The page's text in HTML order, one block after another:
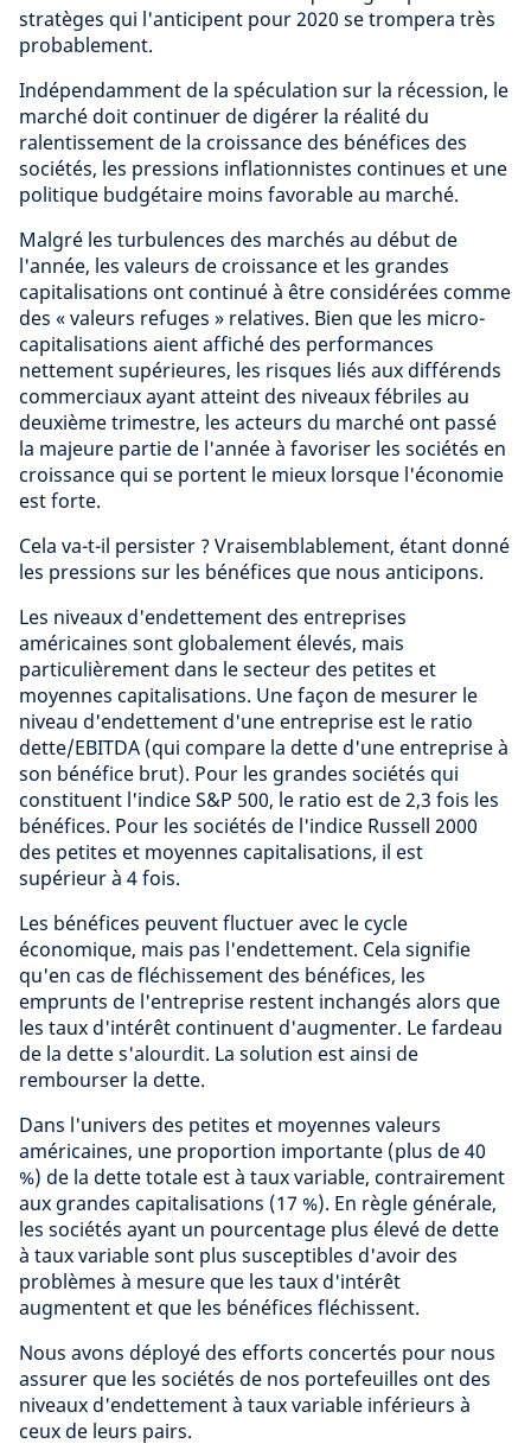
stratèges qui l'anticipent pour 2020 se trompera très
probablement.
Indépendamment de la spéculation sur la récession, le
marché doit continuer de digérer la réalité du
ralentissement de la croissance des bénéfices des
sociétés, les pressions inflationnistes continues et une
politique budgétaire moins favorable au marché.
Malgré les turbulences des marchés au début de
l'année, les valeurs de croissance et les grandes
capitalisations ont continué à être considérées comme
des « valeurs refuges » relatives. Bien que les micro-
capitalisations aient affiché des performances
nettement supérieures, les risques liés aux différends
commerciaux ayant atteint des niveaux fébriles au
deuxième trimestre, les acteurs du marché ont passé
la majeure partie de l'année à favoriser les sociétés en
croissance qui se portent le mieux lorsque l'économie
est forte.
Cela va-t-il persister ? Vraisemblablement, étant donné
les pressions sur les bénéfices que nous anticipons.
Les niveaux d'endettement des entreprises
américaines sont globalement élevés, mais
particulièrement dans le secteur des petites et
moyennes capitalisations. Une façon de mesurer le
niveau d'endettement d'une entreprise est le ratio
dette/EBITDA (qui compare la dette d'une entreprise à
son bénéfice brut). Pour les grandes sociétés qui
constituent l'indice S&P 500, le ratio est de 2,3 fois les
bénéfices. Pour les sociétés de l'indice Russell 2000
des petites et moyennes capitalisations, il est
supérieur à 4 fois.
Les bénéfices peuvent fluctuer avec le cycle
économique, mais pas l'endettement. Cela signifie
qu'en cas de fléchissement des bénéfices, les
emprunts de l'entreprise restent inchangés alors que
les taux d'intérêt continuent d'augmenter. Le fardeau
de la dette s'alourdit. La solution est ainsi de
rembourser la dette.
Dans l'univers des petites et moyennes valeurs
américaines, une proportion importante (plus de 40
%) de la dette totale est à taux variable, contrairement
aux grandes capitalisations (17 %). En règle générale,
les sociétés ayant un pourcentage plus élevé de dette
à taux variable sont plus susceptibles d'avoir des
problèmes à mesure que les taux d'intérêt
augmentent et que les bénéfices fléchissent.
Nous avons déployé des efforts concertés pour nous
assurer que les sociétés de nos portefeuilles ont des
niveaux d'endettement à taux variable inférieurs à
ceux de leurs pairs.